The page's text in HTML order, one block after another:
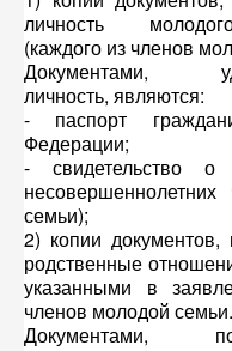
личность
(каждого из членов
Документами,
личность, являются:
- паспорт
Федерации;
- свидетельство
семьи);
2) копии
родственные
указанными в
членов молодой семьи.
Документами,